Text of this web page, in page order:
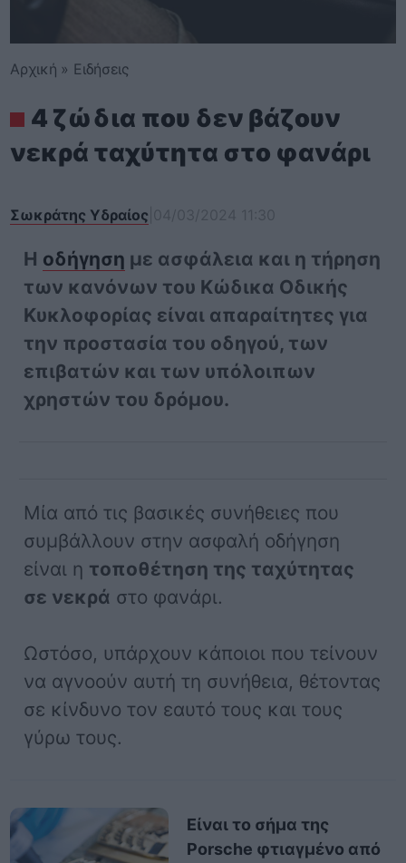
Αρχική » Ειδήσεις
4 ζώδια που δεν βάζουν
νεκρά ταχύτητα στο φανάρι
Σωκράτης Υδραίος
Η οδήγηση με ασφάλεια και η τήρηση
των κανόνων του Κώδικα Οδικής
Κυκλοφορίας είναι απαραίτητες για
την προστασία του οδηγού, των
επιβατών και των υπόλοιπων
χρηστών του δρόμου.
Μία από τις βασικές συνήθειες που
συμβάλλουν στην ασφαλή οδήγηση
είναι η τοποθέτηση της ταχύτητας
σε νεκρά στο φανάρι.
Ωστόσο, υπάρχουν κάποιοι που τείνουν
να αγνοούν αυτή τη συνήθεια, θέτοντας
σε κίνδυνο τον εαυτό τους και τους
γύρω τους.
Είναι το σήμα της
Porsche φτιαγμένο από